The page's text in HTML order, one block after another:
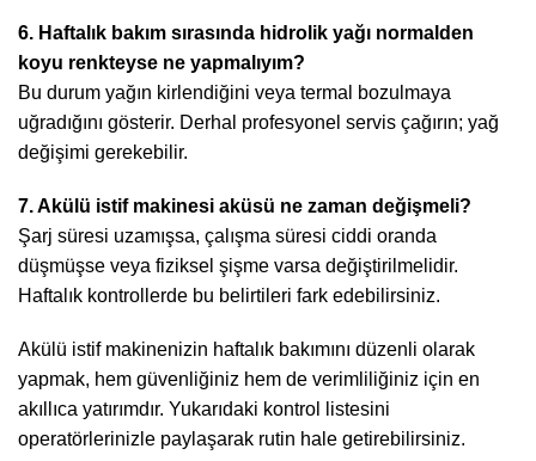
6. Haftalık bakım sırasında hidrolik yağı normalden
koyu renkteyse ne yapmalıyım?
Bu durum yağın kirlendiğini veya termal bozulmaya
uğradığını gösterir. Derhal profesyonel servis çağırın; yağ
değişimi gerekebilir.
7. Akülü istif makinesi aküsü ne zaman değişmeli?
Şarj süresi uzamışsa, çalışma süresi ciddi oranda
düşmüşse veya fiziksel şişme varsa değiştirilmelidir.
Haftalık kontrollerde bu belirtileri fark edebilirsiniz.
Akülü istif makinenizin haftalık bakımını düzenli olarak
yapmak, hem güvenliğiniz hem de verimliliğiniz için en
akıllıca yatırımdır. Yukarıdaki kontrol listesini
operatörlerinizle paylaşarak rutin hale getirebilirsiniz.